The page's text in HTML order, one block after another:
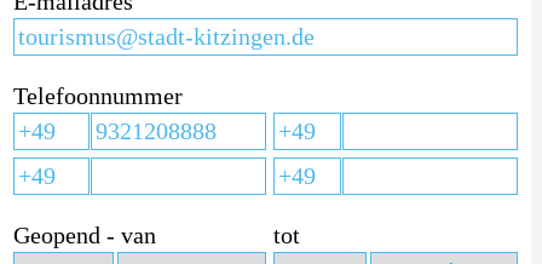
Telefoonnummer
Geopend - van tot